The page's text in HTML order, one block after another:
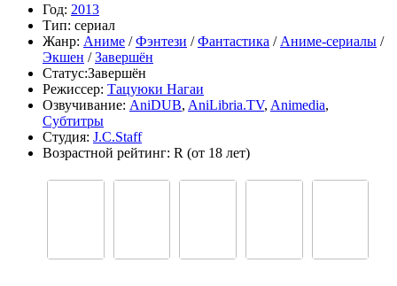
Год: 2013
Тип: сериал
Жанр: Аниме /Фэнтези /Фантастика / Аниме-сериалы /
Экшен /Завершён
Статус:Завершён
Режиссер: Тацуюки Нагаи
Озвучивание: AniDUB, AniLibria.TV, Animedia,
Субтитры
Студия: J.C.Staff
Возрастной рейтинг: R (от 18 лет)